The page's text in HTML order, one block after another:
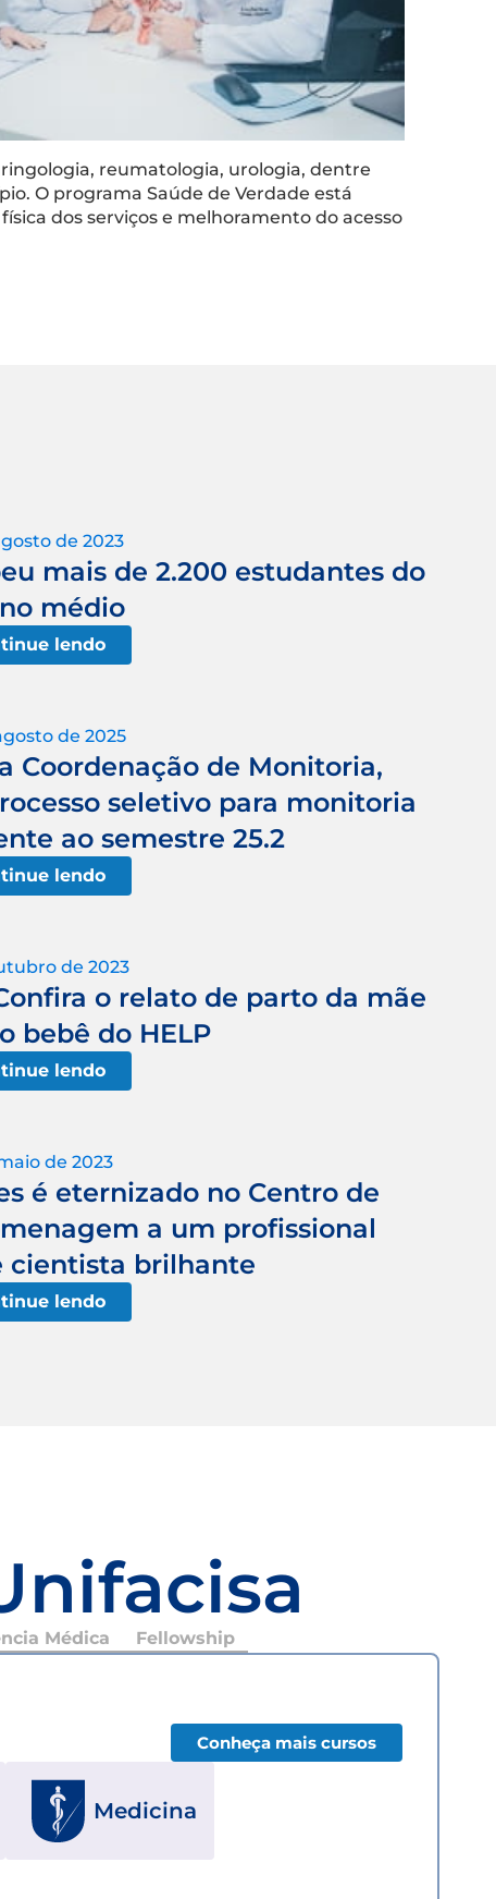
reumatologia, urologia, dentre
O programa Saúde de Verdade está
dos serviços e melhoramento do acesso
de 2023
mais de 2.200 estudantes do
médio
lendo
de 2025
Coordenação de Monitoria,
seletivo para monitoria
ao semestre 25.2
lendo
de 2023
o relato de parto da mãe
bebê do HELP
lendo
de 2023
é eternizado no Centro de
a um profissional
cientista brilhante
lendo
Médica Fellowship
Conheça mais cursos
Medicina